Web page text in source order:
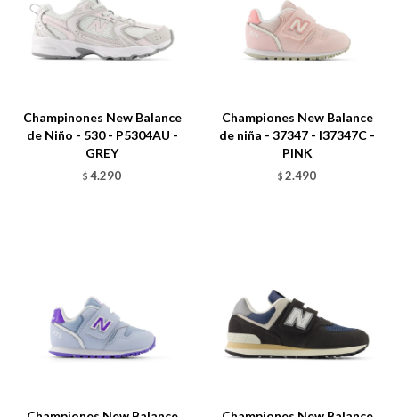
Champinones New Balance
de Niño - 530 - P5304AU -
GREY
$ 4.290
Championes New Balance
de niña - 37347 - I37347C -
PINK
$ 2.490